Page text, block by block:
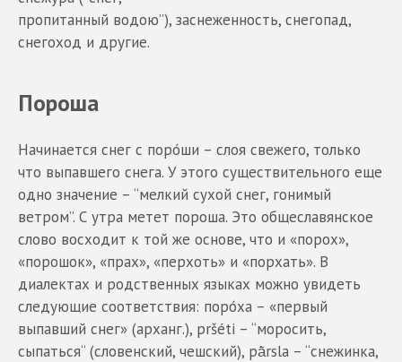
пропитанный водою”), заснеженность, снегопад,
снегоход и другие.
Пороша
Начинается снег с поро́ши – слоя свежего, только
что выпавшего снега. У этого существительного еще
одно значение – “мелкий сухой снег, гонимый
ветром”. С утра метет пороша. Это общеславянское
слово восходит к той же основе, что и «порох»,
«порошок», «прах», «перхоть» и «порхать». В
диалектах и родственных языках можно увидеть
следующие соответствия: поро́ха – «первый
выпавший снег» (арханг.), pršéti – “моросить,
сыпаться“ (словенский, чешский), pā̀rsla – “снежинка,